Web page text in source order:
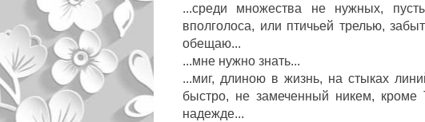
...среди множества не нужных,
вполголоса, или птичьей трелью,
обещаю...
...мне нужно знать...
...миг, длиною в жизнь, на стыках
быстро, не замеченный никем,
надежде...